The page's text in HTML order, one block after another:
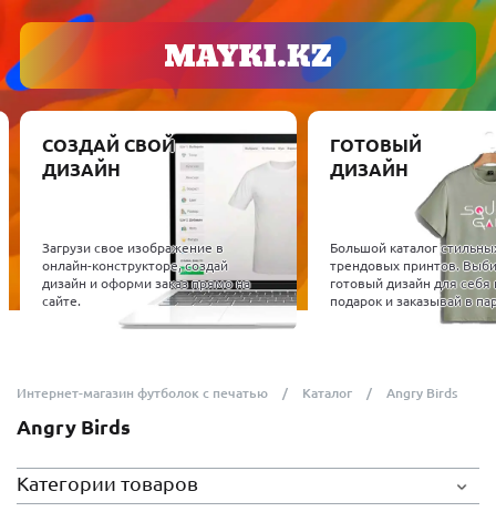
СОЗДАЙ СВОЙ
ДИЗАЙН
Загрузи свое изображение в
онлайн-конструкторе, создай
дизайн и оформи заказ прямо на
сайте.
ГОТОВЫЙ
ДИЗАЙН
Большой каталог
трендовых принтов.
готовый дизайн для себя
подарок и заказывай в
Интернет-магазин футболок с печатью Каталог Angry Birds
Angry Birds
Категории товаров